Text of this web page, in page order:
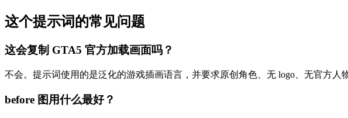
这个提示词的常见问题
这会复制 GTA5 官方加载画面吗？
不会。提示词使用的是泛化的游戏插画语言，并要求原创角色、无 logo、无官方人物
before 图用什么最好？